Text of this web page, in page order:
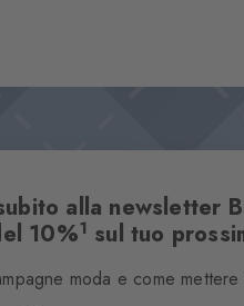
alla newsletter
10%1 sul tuo
moda e come